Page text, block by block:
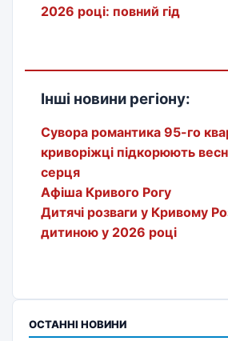
2026 році: повний гід
Інші новини регіону:
Сувора романтика 95-го
криворіжці підкорюють
серця
Афіша Кривого Рогу
Дитячі розваги у Кривому
дитиною у 2026 році
ОСТАННІ НОВИНИ